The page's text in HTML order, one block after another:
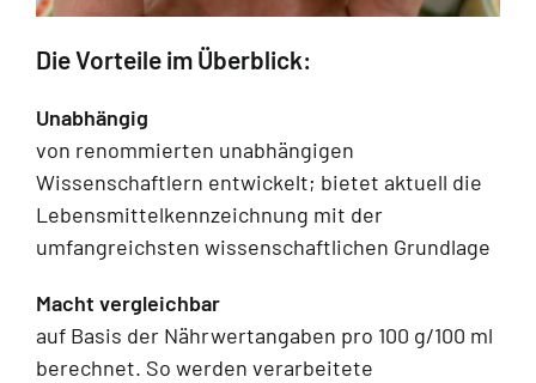
Die Vorteile im Überblick:
Unabhängig
von renommierten unabhängigen
Wissenschaftlern entwickelt; bietet aktuell die
Lebensmittelkennzeichnung mit der
umfangreichsten wissenschaftlichen Grundlage
Macht vergleichbar
auf Basis der Nährwertangaben pro 100 g/100 ml
berechnet. So werden verarbeitete